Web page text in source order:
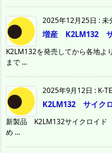
2025年12月25日 :未
増産 K2LM132
K2LM132を発売してから各地よ
まで ...
2025年9月12日 : K-
K2LM132 サイク
新製品 K2LM132サイクロイド
め ...